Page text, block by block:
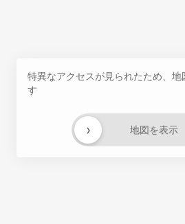
特異なアクセスが見られたため、地
す
地図を表示
›